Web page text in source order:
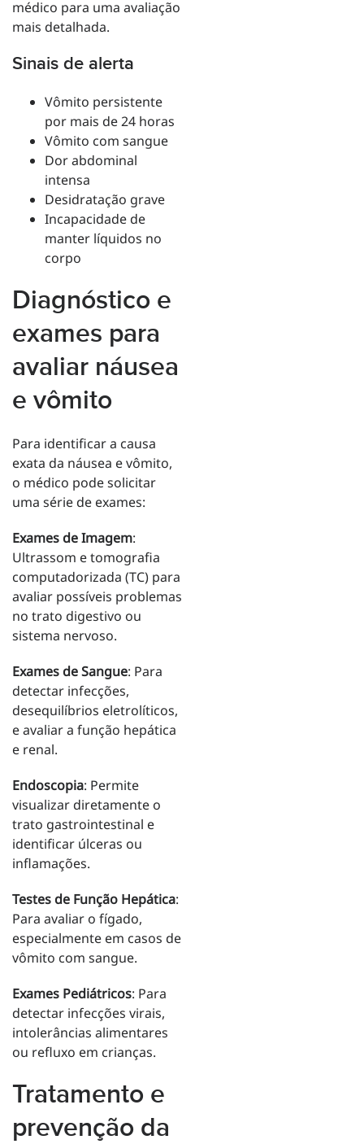
médico para uma avaliação
mais detalhada.
Sinais de alerta
Vômito persistente
por mais de 24 horas
Vômito com sangue
Dor abdominal
intensa
Desidratação grave
Incapacidade de
manter líquidos no
corpo
Diagnóstico e
exames para
avaliar náusea
e vômito
Para identificar a causa
exata da náusea e vômito,
o médico pode solicitar
uma série de exames:
Exames de Imagem:
Ultrassom e tomografia
computadorizada (TC) para
avaliar possíveis problemas
no trato digestivo ou
sistema nervoso.
Exames de Sangue: Para
detectar infecções,
desequilíbrios eletrolíticos,
e avaliar a função hepática
e renal.
Endoscopia: Permite
visualizar diretamente o
trato gastrointestinal e
identificar úlceras ou
inflamações.
Testes de Função Hepática:
Para avaliar o fígado,
especialmente em casos de
vômito com sangue.
Exames Pediátricos: Para
detectar infecções virais,
intolerâncias alimentares
ou refluxo em crianças.
Tratamento e
prevenção da